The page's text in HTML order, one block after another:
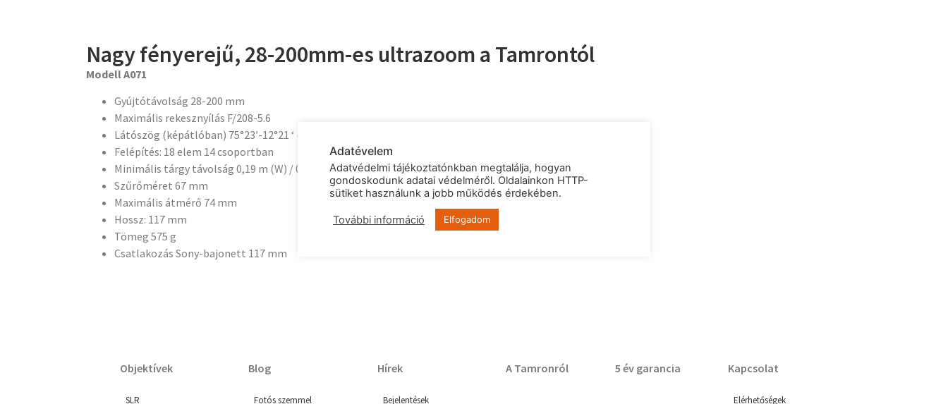
Nagy fényerejű, 28-200mm-es ultrazoom a Tamrontól
Modell A071
Gyújtótávolság 28-200 mm
Maximális rekesznyílás F/208-5.6
Látószög (képátlóban) 75°23′-12°21 ‘ (full frame szenzornál)
Felépítés: 18 elem 14 csoportban
Minimális tárgy távolság 0,19 m (W) / 0,8 m (T)
Szűrőméret 67 mm
Maximális átmérő 74 mm
Hossz: 117 mm
Tömeg 575 g
Csatlakozás Sony-bajonett 117 mm
Objektívek
SLR
Blog
Fotós szemmel
Hírek
Bejelentések
A Tamronról 5 év garancia Kapcsolat
Elérhetőségek
Adatévelem
Adatvédelmi tájékoztatónkban megtalálja, hogyan
gondoskodunk adatai védelméről. Oldalainkon HTTP-
sütiket használunk a jobb működés érdekében.
További információ Elfogadom